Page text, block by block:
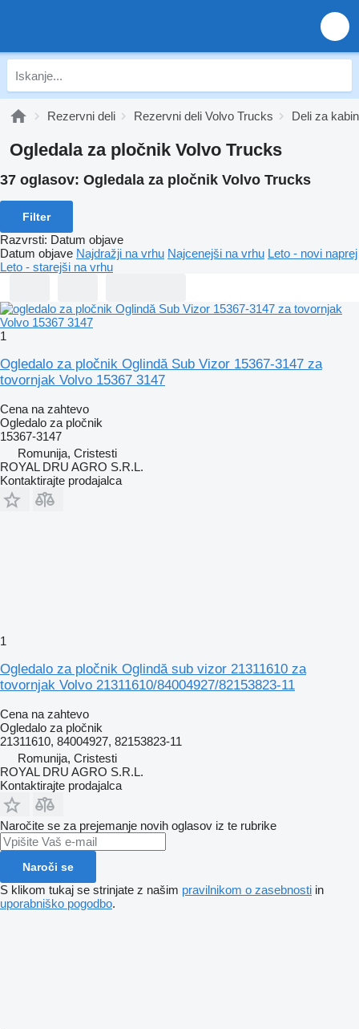
Rezervni deli Rezervni deli Volvo Trucks Deli za
Ogledala za pločnik Volvo Trucks
37 oglasov: Ogledala za pločnik Volvo Trucks
Filter
Razvrsti: Datum objave
Datum objave Najdražji na vrhu Najcenejši na vrhu Leto - novi naprej
Leto - starejši na vrhu
1
Ogledalo za pločnik Oglindă Sub Vizor 15367-3147 za
tovornjak Volvo 15367 3147
Cena na zahtevo
Ogledalo za pločnik
15367-3147
Romunija, Cristesti
ROYAL DRU AGRO S.R.L.
Kontaktirajte prodajalca
1
Ogledalo za pločnik Oglindă sub vizor 21311610 za
tovornjak Volvo 21311610/84004927/82153823-11
Cena na zahtevo
Ogledalo za pločnik
21311610, 84004927, 82153823-11
Romunija, Cristesti
ROYAL DRU AGRO S.R.L.
Kontaktirajte prodajalca
Naročite se za prejemanje novih oglasov iz te rubrike
Naroči se
S klikom tukaj se strinjate z našim pravilnikom o zasebnosti in
uporabniško pogodbo.